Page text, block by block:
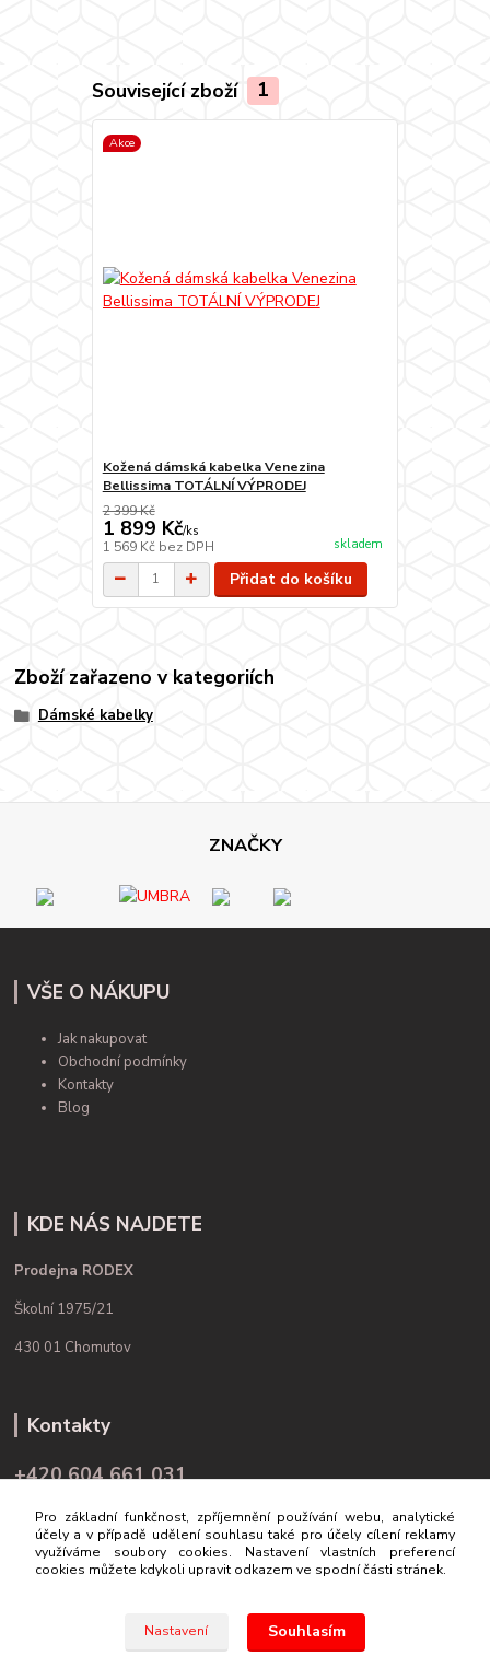
Související zboží 1
Akce
Kožená dámská kabelka Venezina
Bellissima TOTÁLNÍ VÝPRODEJ
2 399 Kč
1 899 Kč/ks
1 569 Kč bez DPH skladem
Přidat do košíku
Zboží zařazeno v kategoriích
Dámské kabelky
ZNAČKY
VŠE O NÁKUPU
Jak nakupovat
Obchodní podmínky
Kontakty
Blog
KDE NÁS NAJDETE
Prodejna RODEX
Školní 1975/21
430 01 Chomutov
Kontakty
+420 604 661 031
info@rodex.cz
Pro základní funkčnost, zpříjemnění používání webu, analytické
účely a v případě udělení souhlasu také pro účely cílení reklamy
využíváme soubory cookies. Nastavení vlastních preferencí
cookies můžete kdykoli upravit odkazem ve spodní části stránek.
Nastavení Souhlasím